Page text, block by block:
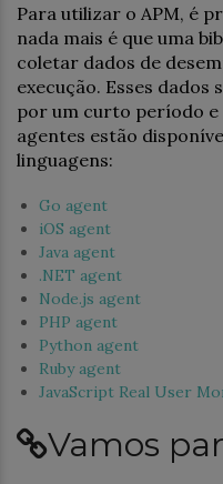
Para utilizar o APM, é
nada mais é que uma
coletar dados de
execução. Esses
por um curto período e
agentes estão
linguagens:
Go agent
iOS agent
Java agent
.NET agent
Node.js agent
PHP agent
Python agent
Ruby agent
JavaScript Real User
Vamos